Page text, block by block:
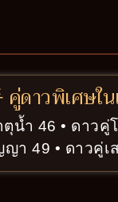
คู่ดาวพิเศษใ
น้ำ 46 • ดาวคู่
า 49 • ดาวคู่เ